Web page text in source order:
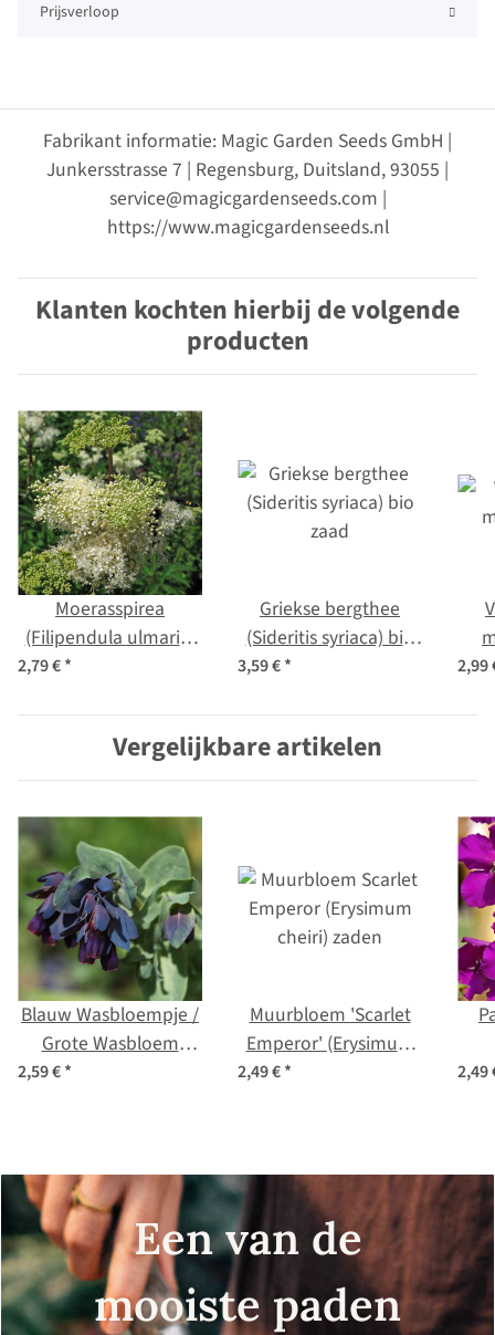
Prijsverloop
Fabrikant informatie: Magic Garden Seeds GmbH |
Junkersstrasse 7 | Regensburg, Duitsland, 93055 |
service@magicgardenseeds.com |
https://www.magicgardenseeds.nl
Klanten kochten hierbij de volgende
producten
Moerasspirea
(Filipendula ulmaria)
2,79 €*
Griekse bergthee
(Sideritis syriaca) bio
3,59 €* 2,99
Vergelijkbare artikelen
Blauw Wasbloempje /
Grote Wasbloem
'Blue' (Cerinthe major)
2,59 €*
Muurbloem 'Scarlet
Emperor' (Erysimum
cheiri) zaden
2,49 €* 2,49
Een van de
mooiste paden